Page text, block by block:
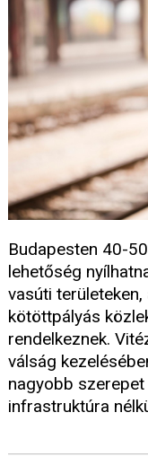
Budapesten 40-
lehetőség
vasúti
kötöttpályás
rendelkeznek.
válság
nagyobb
infrastruktúra